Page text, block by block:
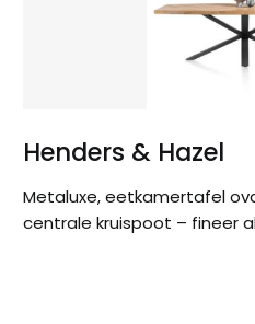
Henders & Hazel
Metaluxe, eetkamertafel
centrale kruispoot – fineer